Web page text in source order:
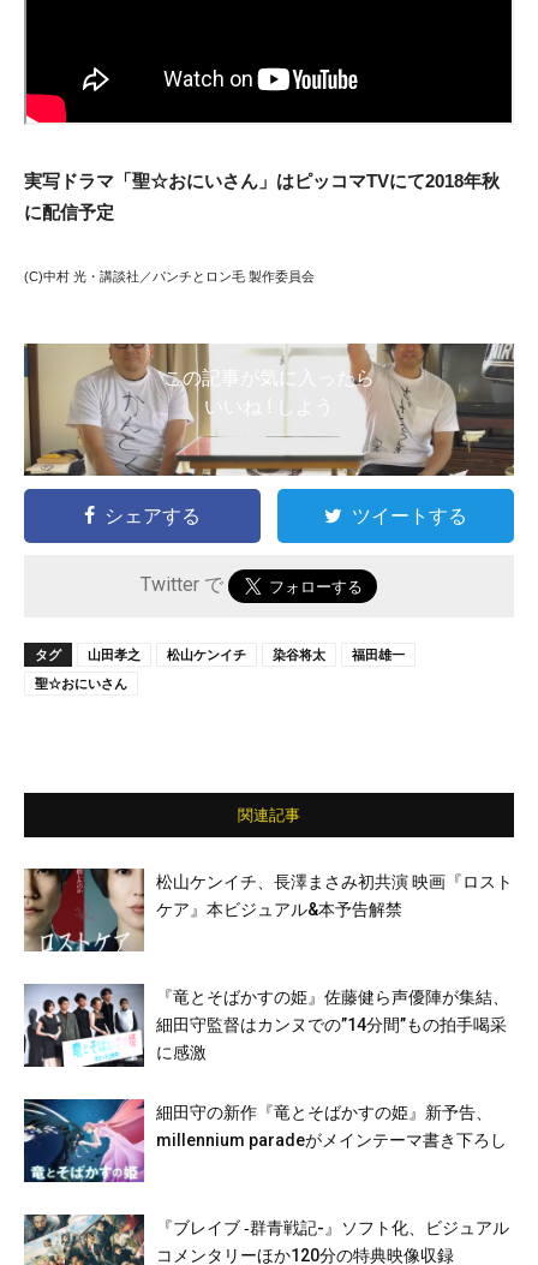
実写ドラマ「聖☆おにいさん」はピッコマTVにて2018年秋
に配信予定
(C)中村 光・講談社／パンチとロン毛 製作委員会
この記事が気に入ったら
いいね ! しよう
シェアする ツイートする
Twitter で
タグ 山田孝之 松山ケンイチ 染谷将太
福田雄一
聖☆おにいさん
関連記事
松山ケンイチ、長澤まさみ初共演 映画『ロスト
ケア』本ビジュアル&本予告解禁
『竜とそばかすの姫』佐藤健ら声優陣が集結、
細田守監督はカンヌでの”14分間”もの拍手喝采
に感激
細田守の新作『竜とそばかすの姫』新予告、
millennium paradeがメインテーマ書き下ろし
『ブレイブ ‐群青戦記-』ソフト化、ビジュアル
コメンタリーほか120分の特典映像収録